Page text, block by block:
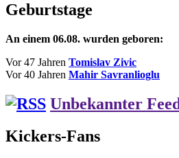
Geburtstage
An einem 06.08. wurden geboren:
Vor 47 Jahren Tomislav Zivic
Vor 40 Jahren Mahir Savranlioglu
Unbekannter Feed
Kickers-Fans